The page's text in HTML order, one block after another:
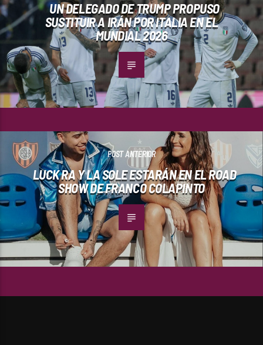
UN DELEGADO DE TRUMP PROPUSO
SUSTITUIR A IRÁN POR ITALIA EN EL
MUNDIAL 2026
POST ANTERIOR
LUCK RA Y LA SOLE ESTARÁN EN EL ROAD
SHOW DE FRANCO COLAPINTO